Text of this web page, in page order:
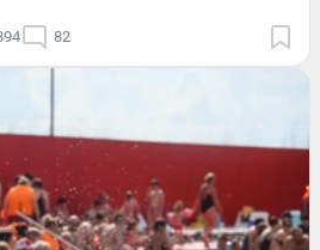
82